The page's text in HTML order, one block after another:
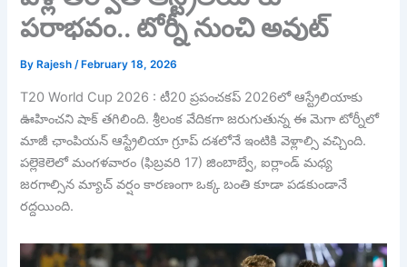
పరాభవం.. టోర్నీ నుంచి అవుట్
By Rajesh/ February 18, 2026
T20 World Cup 2026 : టీ20 ప్రపంచకప్ 2026లో ఆస్ట్రేలియాకు
ఊహించని షాక్ తగిలింది. శ్రీలంక వేదికగా జరుగుతున్న ఈ మెగా టోర్నీలో
మాజీ ఛాంపియన్ ఆస్ట్రేలియా గ్రూప్ దశలోనే ఇంటికి వెళ్లాల్సి వచ్చింది.
పల్లెకెలెలో మంగళవారం (ఫిబ్రవరి 17) జింబాబ్వే, ఐర్లాండ్ మధ్య
జరగాల్సిన మ్యాచ్ వర్షం కారణంగా ఒక్క బంతి కూడా పడకుండానే
రద్దయింది.